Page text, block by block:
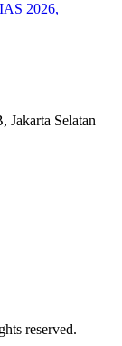
2026,
Jakarta Selatan
reserved.